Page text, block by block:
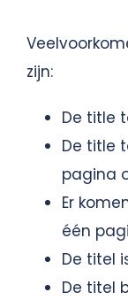
zijn:
De title
De title
pagina
Er
één
De titel
De titel